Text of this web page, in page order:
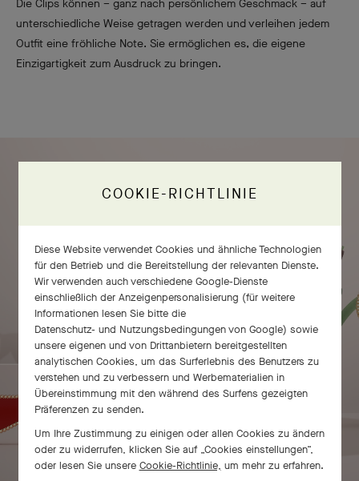
Die Clips können – ganz nach persönlichem Geschmack – auf
unterschiedliche Weise getragen werden und verleihen jedem
Outfit eine fröhliche Note. Sie ermöglichen es, die eigene
Einzigartigkeit zum Ausdruck zu bringen.
COOKIE-RICHTLINIE
Diese Website verwendet Cookies und ähnliche Technologien
für den Betrieb und die Bereitstellung der relevanten Dienste.
Wir verwenden auch verschiedene Google-Dienste
einschließlich der Anzeigenpersonalisierung (für weitere
Informationen lesen Sie bitte die
Datenschutz- und Nutzungsbedingungen von Google) sowie
unsere eigenen und von Drittanbietern bereitgestellten
analytischen Cookies, um das Surferlebnis des Benutzers zu
verstehen und zu verbessern und Werbematerialien in
Übereinstimmung mit den während des Surfens gezeigten
Präferenzen zu senden.
Um Ihre Zustimmung zu einigen oder allen Cookies zu ändern
oder zu widerrufen, klicken Sie auf „Cookies einstellungen“,
oder lesen Sie unsere Cookie-Richtlinie, um mehr zu erfahren.